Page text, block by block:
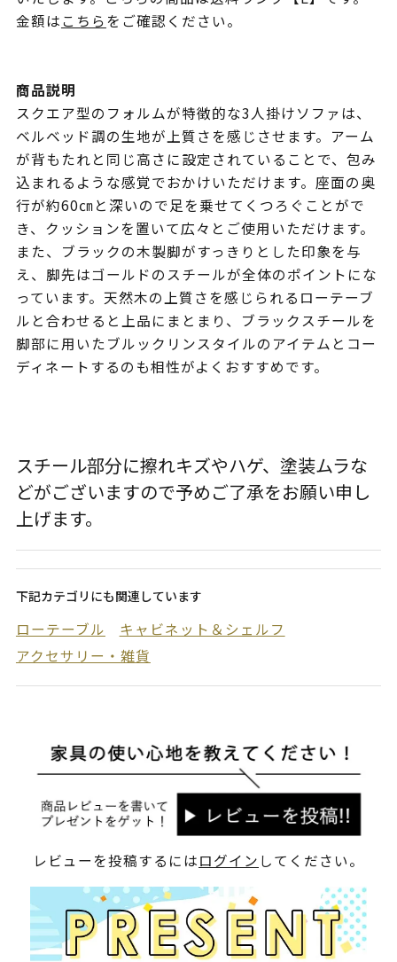
金額はこちらをご確認ください。
商品説明
スクエア型のフォルムが特徴的な3人掛けソファは、
ベルベッド調の生地が上質さを感じさせます。アーム
が背もたれと同じ高さに設定されていることで、包み
込まれるような感覚でおかけいただけます。座面の奥
行が約60㎝と深いので足を乗せてくつろぐことがで
き、クッションを置いて広々とご使用いただけます。
また、ブラックの木製脚がすっきりとした印象を与
え、脚先はゴールドのスチールが全体のポイントにな
っています。天然木の上質さを感じられるローテーブ
ルと合わせると上品にまとまり、ブラックスチールを
脚部に用いたブルックリンスタイルのアイテムとコー
ディネートするのも相性がよくおすすめです。
スチール部分に擦れキズやハゲ、塗装ムラな
どがございますので予めご了承をお願い申し
上げます。
下記カテゴリにも関連しています
ローテーブル
キャビネット＆シェルフ
アクセサリー・雑貨
レビューを投稿するにはログイン してください。